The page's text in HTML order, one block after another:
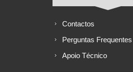
Contactos
Perguntas Frequentes
Apoio Técnico